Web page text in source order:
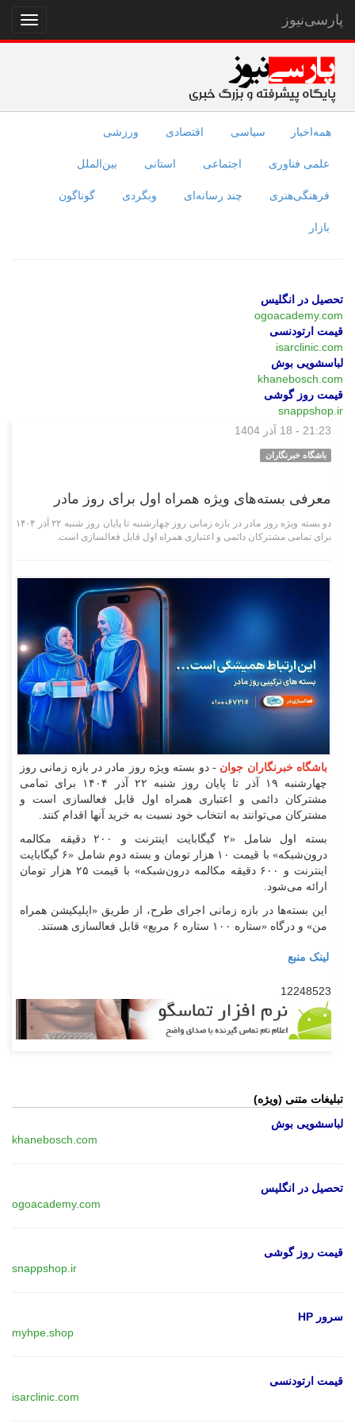
نمایش
منو
پارسی‌نیوز
همه‌اخبار سیاسی اقتصادی ورزشی
علمی فناوری اجتماعی استانی بین‌الملل
فرهنگی‌هنری چند رسانه‌ای وبگردی گوناگون
بازار
تحصیل در انگلیس
ogoacademy.com
قیمت ارتودنسی
isarclinic.com
لباسشویی بوش
khanebosch.com
قیمت روز گوشی
snappshop.ir
21:23 - 18 آذر 1404
باشگاه خبرنگاران
معرفی بسته‌های ویژه همراه اول برای روز مادر
دو بسته ویژه روز مادر در بازه زمانی روز چهارشنبه تا پایان روز شنبه ۲۲ آذر ۱۴۰۴
برای تمامی مشترکان دائمی و اعتباری همراه اول قابل فعالسازی است.
باشگاه خبرنگاران جوان - دو بسته ویژه روز مادر در بازه زمانی روز
چهارشنبه ۱۹ آذر تا پایان روز شنبه ۲۲ آذر ۱۴۰۴ برای تمامی
مشترکان دائمی و اعتباری همراه اول قابل فعالسازی است و
مشترکان می‌توانند به انتخاب خود نسبت به خرید آنها اقدام کنند.
بسته اول شامل «۲ گیگابایت اینترنت و ۲۰۰ دقیقه مکالمه
درون‌شبکه» با قیمت ۱۰ هزار تومان و بسته دوم شامل «۶ گیگابایت
اینترنت و ۶۰۰ دقیقه مکالمه درون‌شبکه» با قیمت ۲۵ هزار تومان
ارائه می‌شود.
این بسته‌ها در بازه زمانی اجرای طرح، از طریق «اپلیکیشن همراه
من» و درگاه «ستاره ۱۰۰ ستاره ۶ مربع» قابل فعالسازی هستند.
لینک منبع
12248523
تبلیغات متنی (ویژه)
لباسشویی بوش
khanebosch.com
تحصیل در انگلیس
ogoacademy.com
قیمت روز گوشی
snappshop.ir
سرور HP
myhpe.shop
قیمت ارتودنسی
isarclinic.com